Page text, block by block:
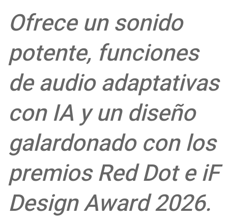
Ofrece un sonido
potente, funciones
de audio adaptativas
con IA y un diseño
galardonado con los
premios Red Dot e iF
Design Award 2026.